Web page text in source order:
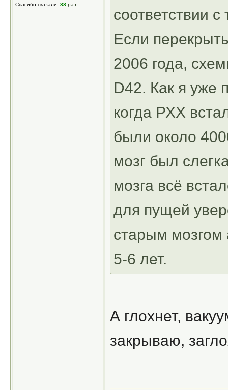
Спасибо сказали: 88 раз
соответствии
Если
2006 года,
D42. Как я уже
когда РХХ
были около
мозг был
мозга всё
для пущей
старым мозгом
5-6 лет.
А глохнет,
закрываю,